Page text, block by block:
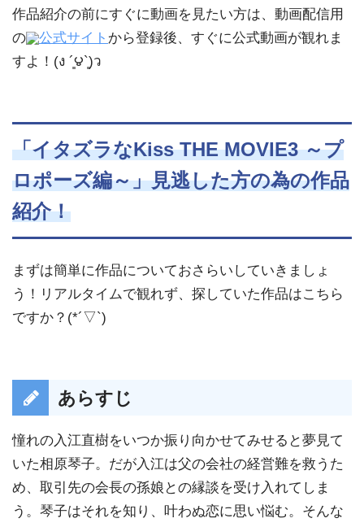
作品紹介の前にすぐに動画を見たい方は、動画配信用
の
公式サイト から登録後、すぐに公式動画が観れま
すよ！(ง ´͈౪`͈)ว
「イタズラなKiss THE MOVIE3 ～プ
ロポーズ編～」見逃した方の為の作品
紹介！
まずは簡単に作品についておさらいしていきましょ
う！リアルタイムで観れず、探していた作品はこちら
ですか？(*´▽`)
あらすじ
憧れの入江直樹をいつか振り向かせてみせると夢見て
いた相原琴子。だが入江は父の会社の経営難を救うた
め、取引先の会長の孫娘との縁談を受け入れてしま
う。琴子はそれを知り、叶わぬ恋に思い悩む。そんな